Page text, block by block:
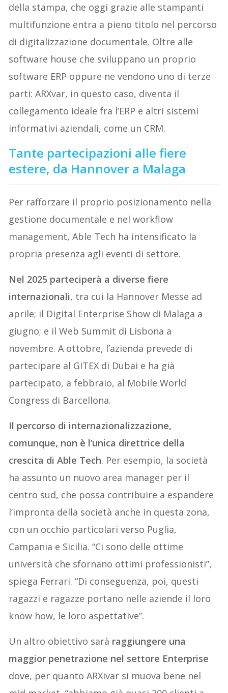
della stampa, che oggi grazie alle stampanti
multifunzione entra a pieno titolo nel percorso
di digitalizzazione documentale. Oltre alle
software house che sviluppano un proprio
software ERP oppure ne vendono uno di terze
parti: ARXvar, in questo caso, diventa il
collegamento ideale fra l’ERP e altri sistemi
informativi aziendali, come un CRM.
Tante partecipazioni alle fiere
estere, da Hannover a Malaga
Per rafforzare il proprio posizionamento nella
gestione documentale e nel workflow
management, Able Tech ha intensificato la
propria presenza agli eventi di settore.
Nel 2025 parteciperà a diverse fiere
internazionali, tra cui la Hannover Messe ad
aprile; il Digital Enterprise Show di Malaga a
giugno; e il Web Summit di Lisbona a
novembre. A ottobre, l’azienda prevede di
partecipare al GITEX di Dubai e ha già
partecipato, a febbraio, al Mobile World
Congress di Barcellona.
Il percorso di internazionalizzazione,
comunque, non è l’unica direttrice della
crescita di Able Tech. Per esempio, la società
ha assunto un nuovo area manager per il
centro sud, che possa contribuire a espandere
l’impronta della società anche in questa zona,
con un occhio particolari verso Puglia,
Campania e Sicilia. “Ci sono delle ottime
università che sfornano ottimi professionisti”,
spiega Ferrari. “Di conseguenza, poi, questi
ragazzi e ragazze portano nelle aziende il loro
know how, le loro aspettative”.
Un altro obiettivo sarà raggiungere una
maggior penetrazione nel settore Enterprise
dove, per quanto ARXivar si muova bene nel